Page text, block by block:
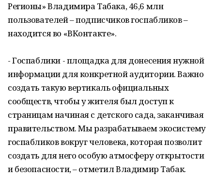
Регионы» Владимира Табака, 46,6 млн
пользователей – подписчиков госпабликов –
находится во «ВКонтакте».
- Госпаблики - площадка для донесения нужной
информации для конкретной аудитории. Важно
создать такую вертикаль официальных
сообществ, чтобы у жителя был доступ к
страницам начиная с детского сада, заканчивая
правительством. Мы разрабатываем экосистему
госпабликов вокруг человека, которая позволит
создать для него особую атмосферу открытости
и безопасности, – отметил Владимир Табак.